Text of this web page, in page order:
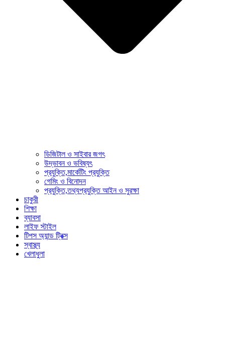
ডিজিটাল ও সাইবার জগৎ
উদ্ভাবন ও ভবিষ্যৎ
প্রযুক্তি,মার্কেটিং প্রযুক্তি
গেমিং ও বিনোদন
প্রযুক্তি,তথ্যপ্রযুক্তি আইন ও সুরক্ষা
চাকুরী
শিক্ষা
ব্যাবসা
লাইফ স্টাইল
টিপস অ্যান্ড ট্রিক্স
স্বাস্থ্য
খেলাধুলা